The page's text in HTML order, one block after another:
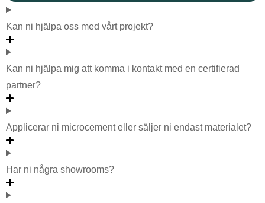
Kan ni hjälpa oss med vårt projekt?
Kan ni hjälpa mig att komma i kontakt med en certifierad
partner?
Applicerar ni microcement eller säljer ni endast materialet?
Har ni några showrooms?